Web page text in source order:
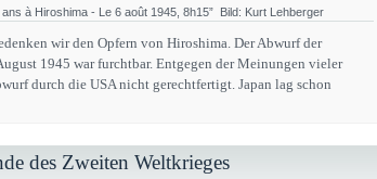
à Hiroshima - Le 6 août 1945, 8h15” Bild: Kurt Lehberger
wir den Opfern von Hiroshima. Der Abwurf der
1945 war furchtbar. Entgegen der Meinungen vieler
durch die USA nicht gerechtfertigt. Japan lag schon
des Zweiten Weltkrieges